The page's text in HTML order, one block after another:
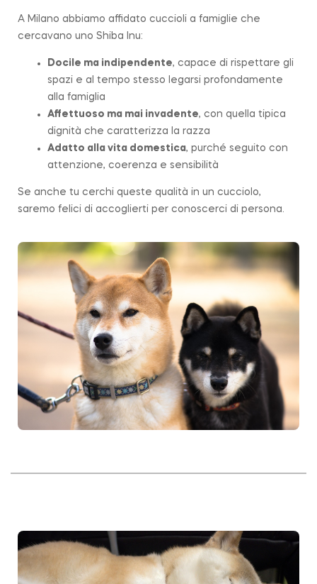
A Milano abbiamo affidato cuccioli a famiglie che
cercavano uno Shiba Inu:
Docile ma indipendente, capace di rispettare gli
spazi e al tempo stesso legarsi profondamente
alla famiglia
Affettuoso ma mai invadente, con quella tipica
dignità che caratterizza la razza
Adatto alla vita domestica, purché seguito con
attenzione, coerenza e sensibilità
Se anche tu cerchi queste qualità in un cucciolo,
saremo felici di accoglierti per conoscerci di persona.